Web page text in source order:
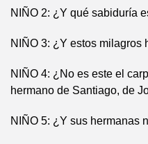
NIÑO 2: ¿Y qué sabiduría
NIÑO 3: ¿Y estos milagros
NIÑO 4: ¿No es este el
hermano de Santiago, de
NIÑO 5: ¿Y sus hermanas